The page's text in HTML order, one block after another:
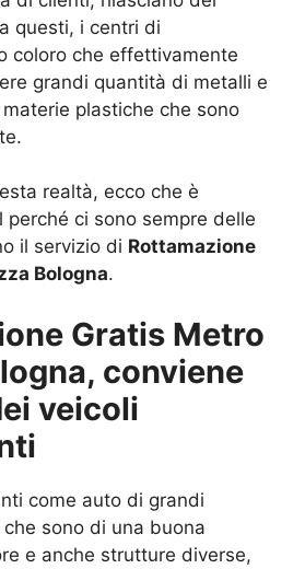
questi, i centri di
coloro che effettivamente
grandi quantità di metalli e
plastiche che sono
realtà, ecco che è
perché ci sono sempre delle
il servizio di Rottamazione
Bologna.
Gratis Metro
conviene
veicoli
come auto di grandi
sono di una buona
e anche strutture diverse,